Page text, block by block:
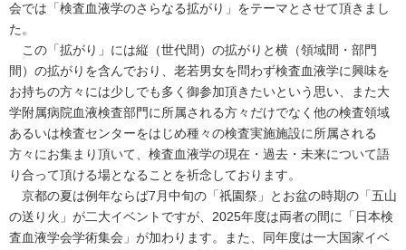
会では「検査血液学のさらなる拡がり」をテーマとさせて頂きまし
た。
この「拡がり」には縦（世代間）の拡がりと横（領域間・部門
間）の拡がりを含んでおり、老若男女を問わず検査血液学に興味を
お持ちの方々には少しでも多く御参加頂きたいという思い、また大
学附属病院血液検査部門に所属される方々だけでなく他の検査領域
あるいは検査センターをはじめ種々の検査実施施設に所属される
方々にお集まり頂いて、検査血液学の現在・過去・未来について語
り合って頂ける場となることを祈念しております。
京都の夏は例年ならば7月中旬の「祇園祭」とお盆の時期の「五山
の送り火」が二大イベントですが、2025年度は両者の間に「日本検
査血液学会学術集会」が加わります。また、同年度は一大国家イベ